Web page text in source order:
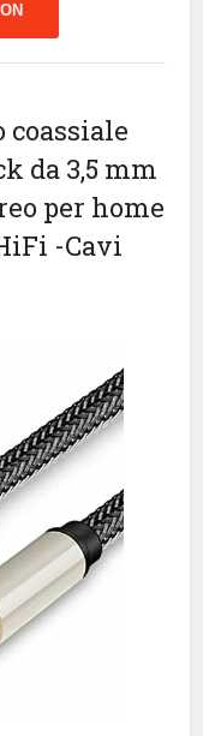
coassiale
da 3,5 mm
per home
-Cavi